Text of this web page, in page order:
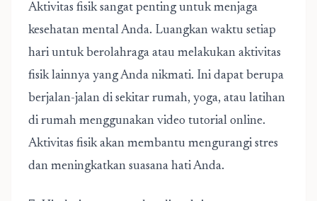
Aktivitas fisik sangat penting untuk menjaga
kesehatan mental Anda. Luangkan waktu setiap
hari untuk berolahraga atau melakukan aktivitas
fisik lainnya yang Anda nikmati. Ini dapat berupa
berjalan-jalan di sekitar rumah, yoga, atau latihan
di rumah menggunakan video tutorial online.
Aktivitas fisik akan membantu mengurangi stres
dan meningkatkan suasana hati Anda.